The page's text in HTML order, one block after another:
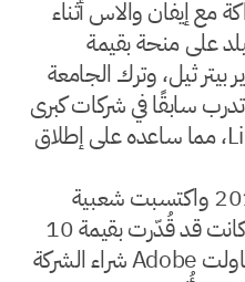
بالشراكة مع إيفان والاس أثناء
على منحة بقيمة
بيتر ثيل، وترك الجامعة
سابقًا في شركات كبرى
مثل مايكروسوفت وLinkedIn، مما ساعده على إطلاق
أُطلقت Figma للعامة في 2016 واكتسبت شعبية
بسرعة. وبحلول عام 2021، كانت قد قُدّرت بقيمة 10
مليارات دولار. وفي 2022، حاولت Adobe شراء الشركة